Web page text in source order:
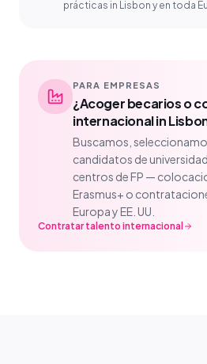
prácticas in Lisbon y en toda
PARA EMPRESAS
¿Acoger becarios o
internacional in
Buscamos,
candidatos de
centros de FP —
Erasmus+ o
Europa y EE. UU.
Contratar talento internacional